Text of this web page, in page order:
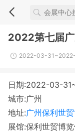
2022第七届
2022-03-
日期:2022-03-
城市:广州
地址:广州保利世
展馆:保利世贸博